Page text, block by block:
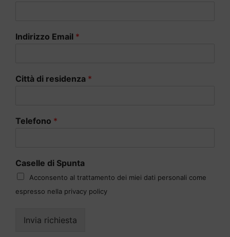
Indirizzo Email *
Città di residenza *
Telefono *
Caselle di Spunta
Acconsento al trattamento dei miei dati personali come
espresso nella privacy policy
Invia richiesta